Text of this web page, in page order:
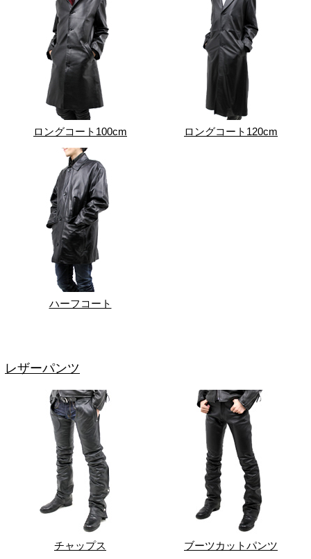
ロングコート100cm ロングコート120cm
ハーフコート
レザーパンツ
チャップス ブーツカットパンツ